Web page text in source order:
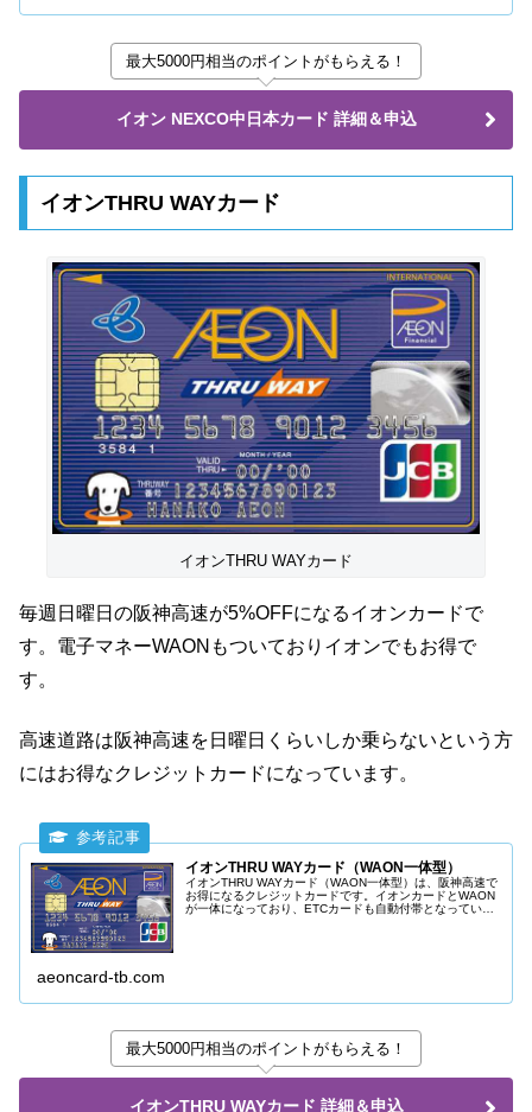
最大5000円相当のポイントがもらえる！
イオン NEXCO中日本カード 詳細＆申込
イオンTHRU WAYカード
イオンTHRU WAYカード
毎週日曜日の阪神高速が5%OFFになるイオンカードで
す。電子マネーWAONもついておりイオンでもお得で
す。
高速道路は阪神高速を日曜日くらいしか乗らないという方
にはお得なクレジットカードになっています。
イオンTHRU WAYカード（WAON一体型）
イオンTHRU WAYカード（WAON一体型）は、阪神高速で
お得になるクレジットカードです。イオンカードとWAON
が一体になっており、ETCカードも自動付帯となっていま
aeoncard-tb.com
最大5000円相当のポイントがもらえる！
イオンTHRU WAYカード 詳細＆申込